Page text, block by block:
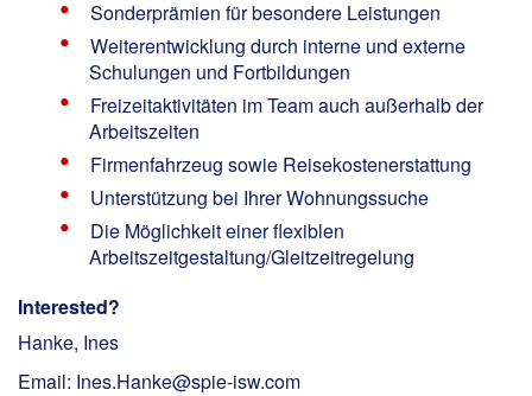
Sonderprämien für besondere Leistungen
Weiterentwicklung durch interne und externe
Schulungen und Fortbildungen
Freizeitaktivitäten im Team auch außerhalb der
Arbeitszeiten
Firmenfahrzeug sowie Reisekostenerstattung
Unterstützung bei Ihrer Wohnungssuche
Die Möglichkeit einer flexiblen
Arbeitszeitgestaltung/Gleitzeitregelung
Interested?
Hanke, Ines
Email: Ines.Hanke@spie-isw.com